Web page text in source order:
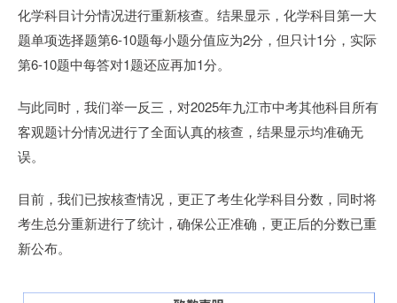
化学科目计分情况进行重新核查。结果显示，化学科目第一大
题单项选择题第6-10题每小题分值应为2分，但只计1分，实际
第6-10题中每答对1题还应再加1分。
与此同时，我们举一反三，对2025年九江市中考其他科目所有
客观题计分情况进行了全面认真的核查，结果显示均准确无
误。
目前，我们已按核查情况，更正了考生化学科目分数，同时将
考生总分重新进行了统计，确保公正准确，更正后的分数已重
新公布。